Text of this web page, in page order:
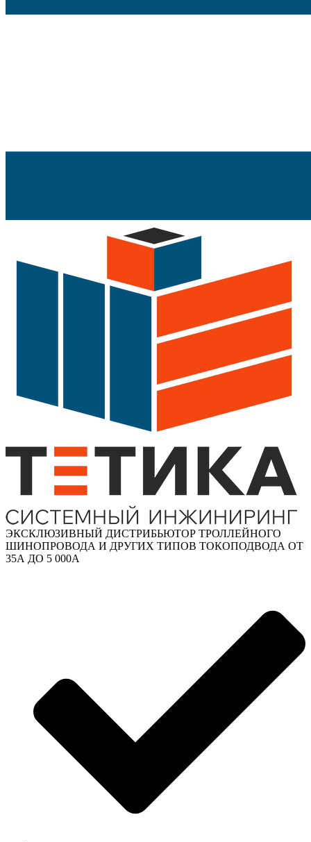
ЭКСКЛЮЗИВНЫЙ ДИСТРИБЬЮТОР ТРОЛЛЕЙНОГО
ШИНОПРОВОДА И ДРУГИХ ТИПОВ ТОКОПОДВОДА ОТ
35А ДО 5 000А